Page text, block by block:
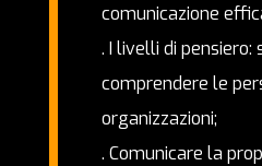
comunicazione
. I livelli di
comprendere le
organizzazioni;
. Comunicare la